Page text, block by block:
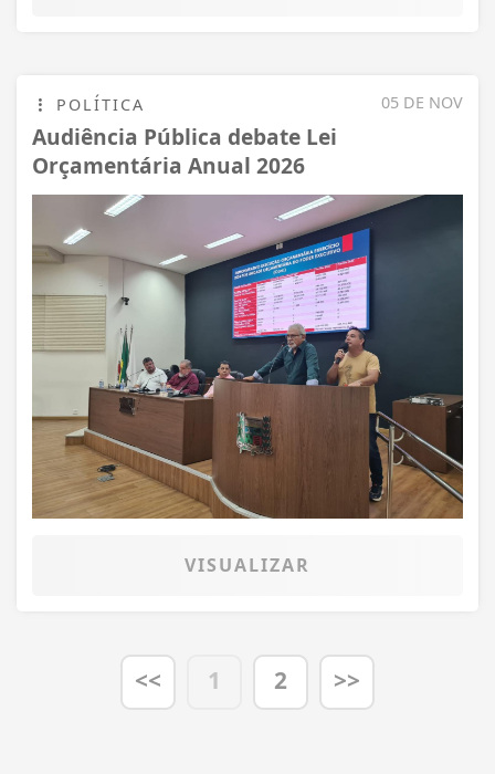
05 DE NOV
POLÍTICA
Audiência Pública debate Lei
Orçamentária Anual 2026
VISUALIZAR
<< 1 2 >>